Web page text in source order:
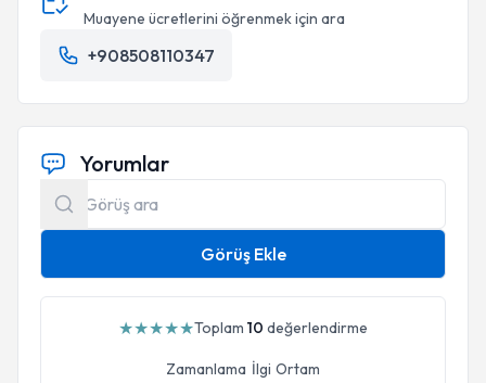
Muayene ücretlerini öğrenmek için ara
+908508110347
Yorumlar
Görüş Ekle
★★★★★Toplam 10 değerlendirme
Zamanlama İlgi Ortam